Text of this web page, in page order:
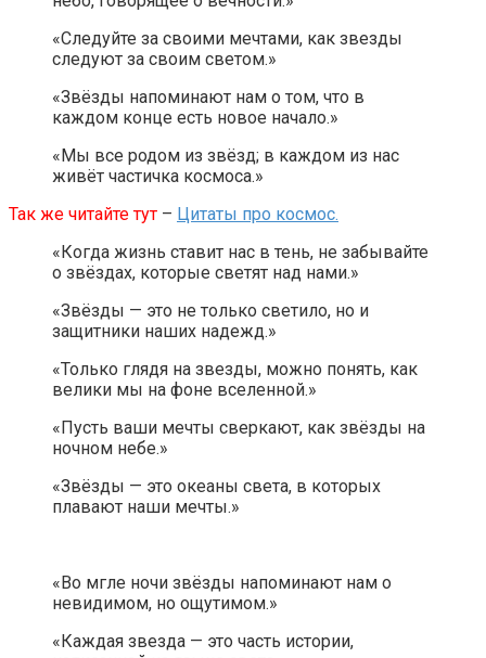
«Следуйте за своими мечтами, как звезды
следуют за своим светом.»
«Звёзды напоминают нам о том, что в
каждом конце есть новое начало.»
«Мы все родом из звёзд; в каждом из нас
живёт частичка космоса.»
Так же читайте тут – Цитаты про космос.
«Когда жизнь ставит нас в тень, не забывайте
о звёздах, которые светят над нами.»
«Звёзды — это не только светило, но и
защитники наших надежд.»
«Только глядя на звезды, можно понять, как
велики мы на фоне вселенной.»
«Пусть ваши мечты сверкают, как звёзды на
ночном небе.»
«Звёзды — это океаны света, в которых
плавают наши мечты.»
«Во мгле ночи звёзды напоминают нам о
невидимом, но ощутимом.»
«Каждая звезда — это часть истории,